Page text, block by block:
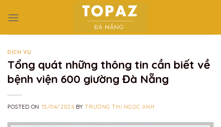
DỊCH VỤ
Tổng quát những thông tin cần biết về
bệnh viện 600 giường Đà Nẵng
POSTED ON 15/04/2024 BYTRƯƠNG THỊ NGỌC ANH